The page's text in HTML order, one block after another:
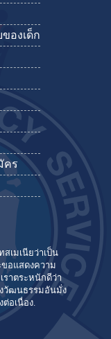
องเด็ก
คร
เมเนียว่าเป็น
ขอแสดงความ
ราตระหนักดีว่า
วัฒนธรรมอันมั่ง
อเนื่อง.